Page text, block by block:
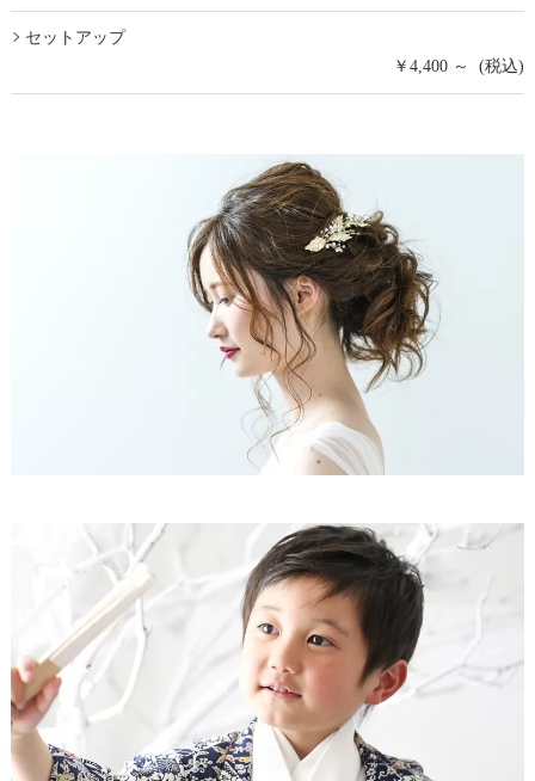
セットアップ
￥4,400 ～ (税込)